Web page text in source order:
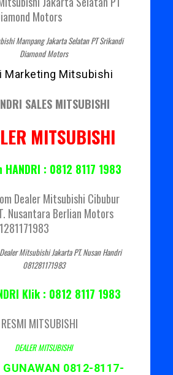
Mampang Jakarta Selatan PT Srikandi
Diamond Motors
MITSUBISHI
HANDRI : 0812 8117 1983
Mitsubishi Jakarta PT. Nusan Handri
081281171983
Klik : 0812 8117 1983
DEALER MITSUBISHI
GUNAWAN 0812-8117-